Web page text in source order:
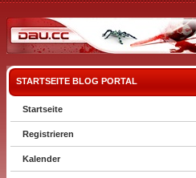
STARTSEITE BLOG PORTAL
Startseite
Registrieren
Kalender